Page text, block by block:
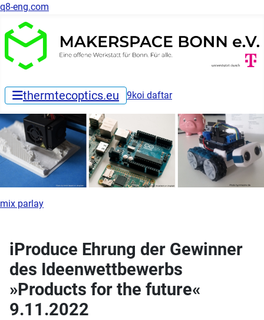
q8-eng.com
thermtecoptics.eu 9koi daftar
mix parlay
iProduce Ehrung der Gewinner
des Ideenwettbewerbs
»Products for the future«
9.11.2022